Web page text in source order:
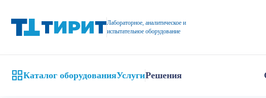
Лабораторное, аналитическое и
испытательное оборудование
Каталог оборудованияУслугиРешения